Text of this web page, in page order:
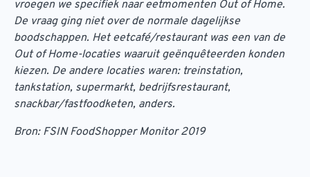
vroegen we specifiek naar eetmomenten Out of Home.
De vraag ging niet over de normale dagelijkse
boodschappen. Het eetcafé/restaurant was een van de
Out of Home-locaties waaruit geënquêteerden konden
kiezen. De andere locaties waren: treinstation,
tankstation, supermarkt, bedrijfsrestaurant,
snackbar/fastfoodketen, anders.
Bron: FSIN FoodShopper Monitor 2019